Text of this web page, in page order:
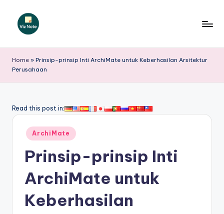
iz
N
t
Home » Prinsip-prinsip Inti ArchiMate untuk Keberhasilan Arsitektur
Perusahaan
Read this post in:
Posted
in
ArchiMate
Prinsip-prinsip Inti
ArchiMate untuk
Keberhasilan